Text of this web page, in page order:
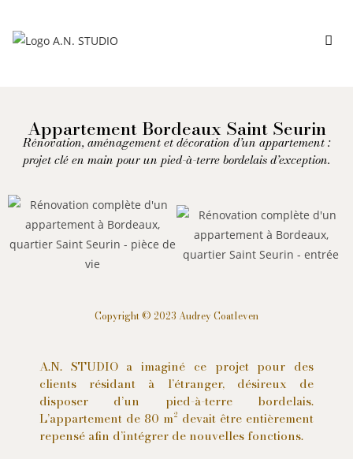
Appartement Bordeaux Saint Seurin
Rénovation, aménagement et décoration d’un appartement :
projet clé en main pour un pied-à-terre bordelais d’exception.
Copyright © 2023 Audrey Coatleven
A.N. STUDIO a imaginé ce projet pour des
clients résidant à l’étranger, désireux de
disposer d’un pied-à-terre bordelais.
L’appartement de 80 m² devait être entièrement
repensé afin d’intégrer de nouvelles fonctions.